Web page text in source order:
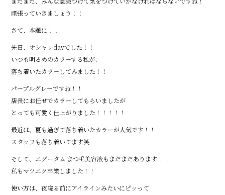
頑張っていきましょう！！
さて、本題に！！
先日、オシャレdayでした！！
いつも明るめのカラーする私が、
落ち着いたカラーしてみました！！
パープルグレーですね！！
店長にお任せでカラーしてもらいましたが
とっても可愛く仕上がりました！！！！！
最近は、夏も過ぎて落ち着いたカラーが人気です！！
スタッフも落ち着いてます笑
そして、エグータム まつ毛美容液もまだまだあります！！
私もマツエク卒業しました！！
使い方は、夜寝る前にアイラインみたいにピッって